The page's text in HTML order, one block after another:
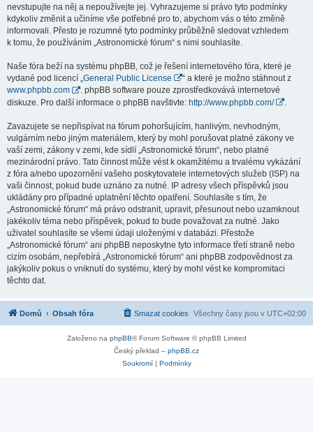
nevstupujte na něj a nepoužívejte jej. Vyhrazujeme si právo tyto podmínky
kdykoliv změnit a učiníme vše potřebné pro to, abychom vás o této změně
informovali. Přesto je rozumné tyto podmínky průběžně sledovat vzhledem
k tomu, že používáním „Astronomické fórum“ s nimi souhlasíte.
Naše fóra beží na systému phpBB, což je řešení internetového fóra, které je
vydané pod licencí „General Public License
“ a které je možno stáhnout z
www.phpbb.com
. phpBB software pouze zprostředkovává internetové
diskuze. Pro další informace o phpBB navštivte: http://www.phpbb.com/
Zavazujete se nepřispívat na fórum pohoršujícím, hanlivým, nevhodným,
vulgárním nebo jiným materiálem, který by mohl porušovat platné zákony ve
vaší zemi, zákony v zemi, kde sídlí „Astronomické fórum“, nebo platné
mezinárodní právo. Tato činnost může vést k okamžitému a trvalému vykázání
z fóra a/nebo upozornění vašeho poskytovatele internetových služeb (ISP) na
vaši činnost, pokud bude uznáno za nutné. IP adresy všech příspěvků jsou
ukládány pro případné uplatnění těchto opatření. Souhlasíte s tím, že
„Astronomické fórum“ má právo odstranit, upravit, přesunout nebo uzamknout
jakékoliv téma nebo příspěvek, pokud to bude považovat za nutné. Jako
uživatel souhlasíte se všemi údaji uloženými v databázi. Přestože
„Astronomické fórum“ ani phpBB neposkytne tyto informace třetí straně nebo
cizím osobám, nepřebírá „Astronomické fórum“ ani phpBB zodpovědnost za
jakýkoliv pokus o vniknutí do systému, který by mohl vést ke kompromitaci
těchto dat.
Domů Obsah fóra Všechny časy jsou v UTC+02:00
Smazat cookies
Založeno na phpBB® Forum Software © phpBB Limited
Český překlad – phpBB.cz
Soukromí| Podmínky